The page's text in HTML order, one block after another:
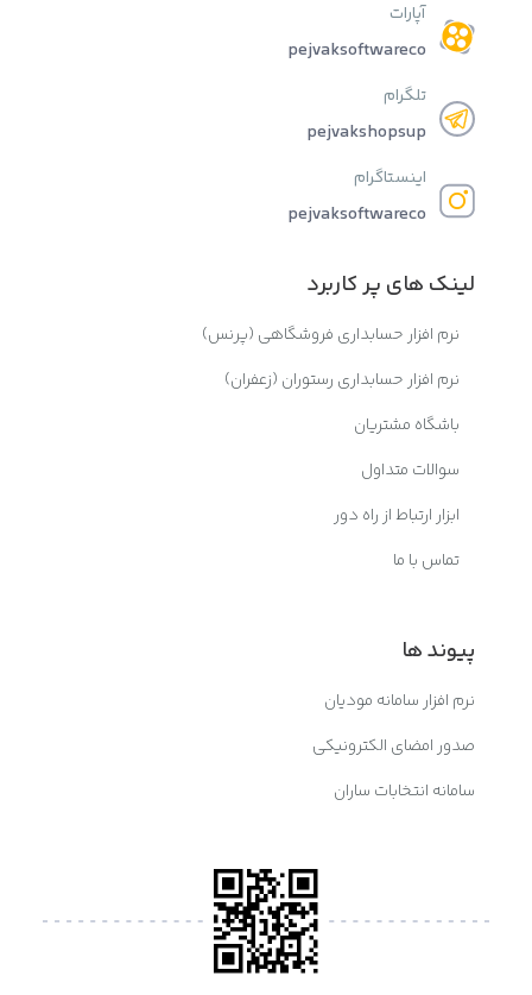
آپارات
pejvaksoftwareco
تلگرام
pejvakshopsup
اینستاگرام
pejvaksoftwareco
لینک های پر کاربرد
نرم افزار حسابداری فروشگاهی (پرنس)
نرم افزار حسابداری رستوران (زعفران)
باشگاه مشتریان
سوالات متداول
ابزار ارتباط از راه دور
تماس با ما
پیوند ها
نرم افزار سامانه مودیان
صدور امضای الکترونیکی
سامانه انتخابات ساران